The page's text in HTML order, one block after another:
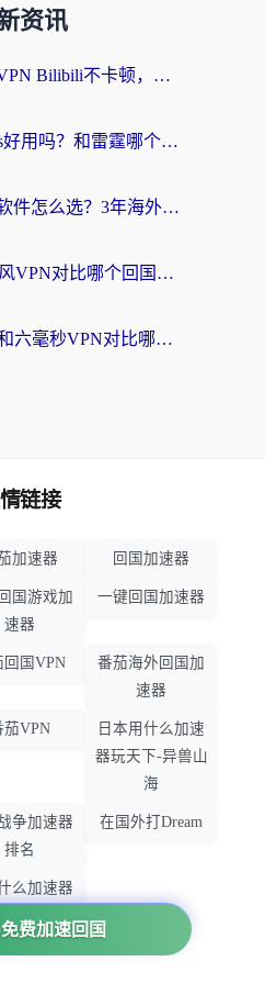
资讯
海外党必看：用对VPN Bilibili不卡顿，英国玩国内游戏也丝滑——2026回国加速器选择指南
海外党实测：Malus好用吗？和雷霆哪个好？+ 3款热门加速器深度对比
国外穿越回国内的软件怎么选？3年海外党亲测实用指南，告别地域限制
ChickCN VPN和旋风VPN对比哪个回国效果更好？海外党实测回国内网神器指南
斧牛VPN好用吗？和六毫秒VPN对比哪个回国效果更好？海外党亲测实用指南
费加速回国
链接
加速器 回国加速器
国游戏加
速器
一键回国加速器
回国VPN
番茄海外回国加
速器
茄VPN
日本用什么加速
器玩天下-异兽山
海
争加速器
排名
在国外打Dream
么加速器
黑破坏神